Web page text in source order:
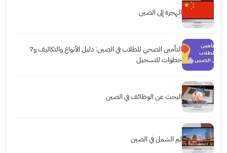
الهجرة إلى الصين
التأمين الصحي للطلاب في الصين: دليل الأنواع والتكاليف و7
خطوات للتسجيل
البحث عن الوظائف في الصين
لم الشمل في الصين